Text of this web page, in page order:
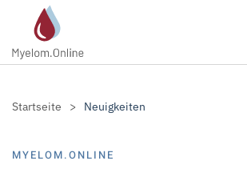
Zum Hauptinhalt springen
Startseite Neuigkeiten
MYELOM.ONLINE